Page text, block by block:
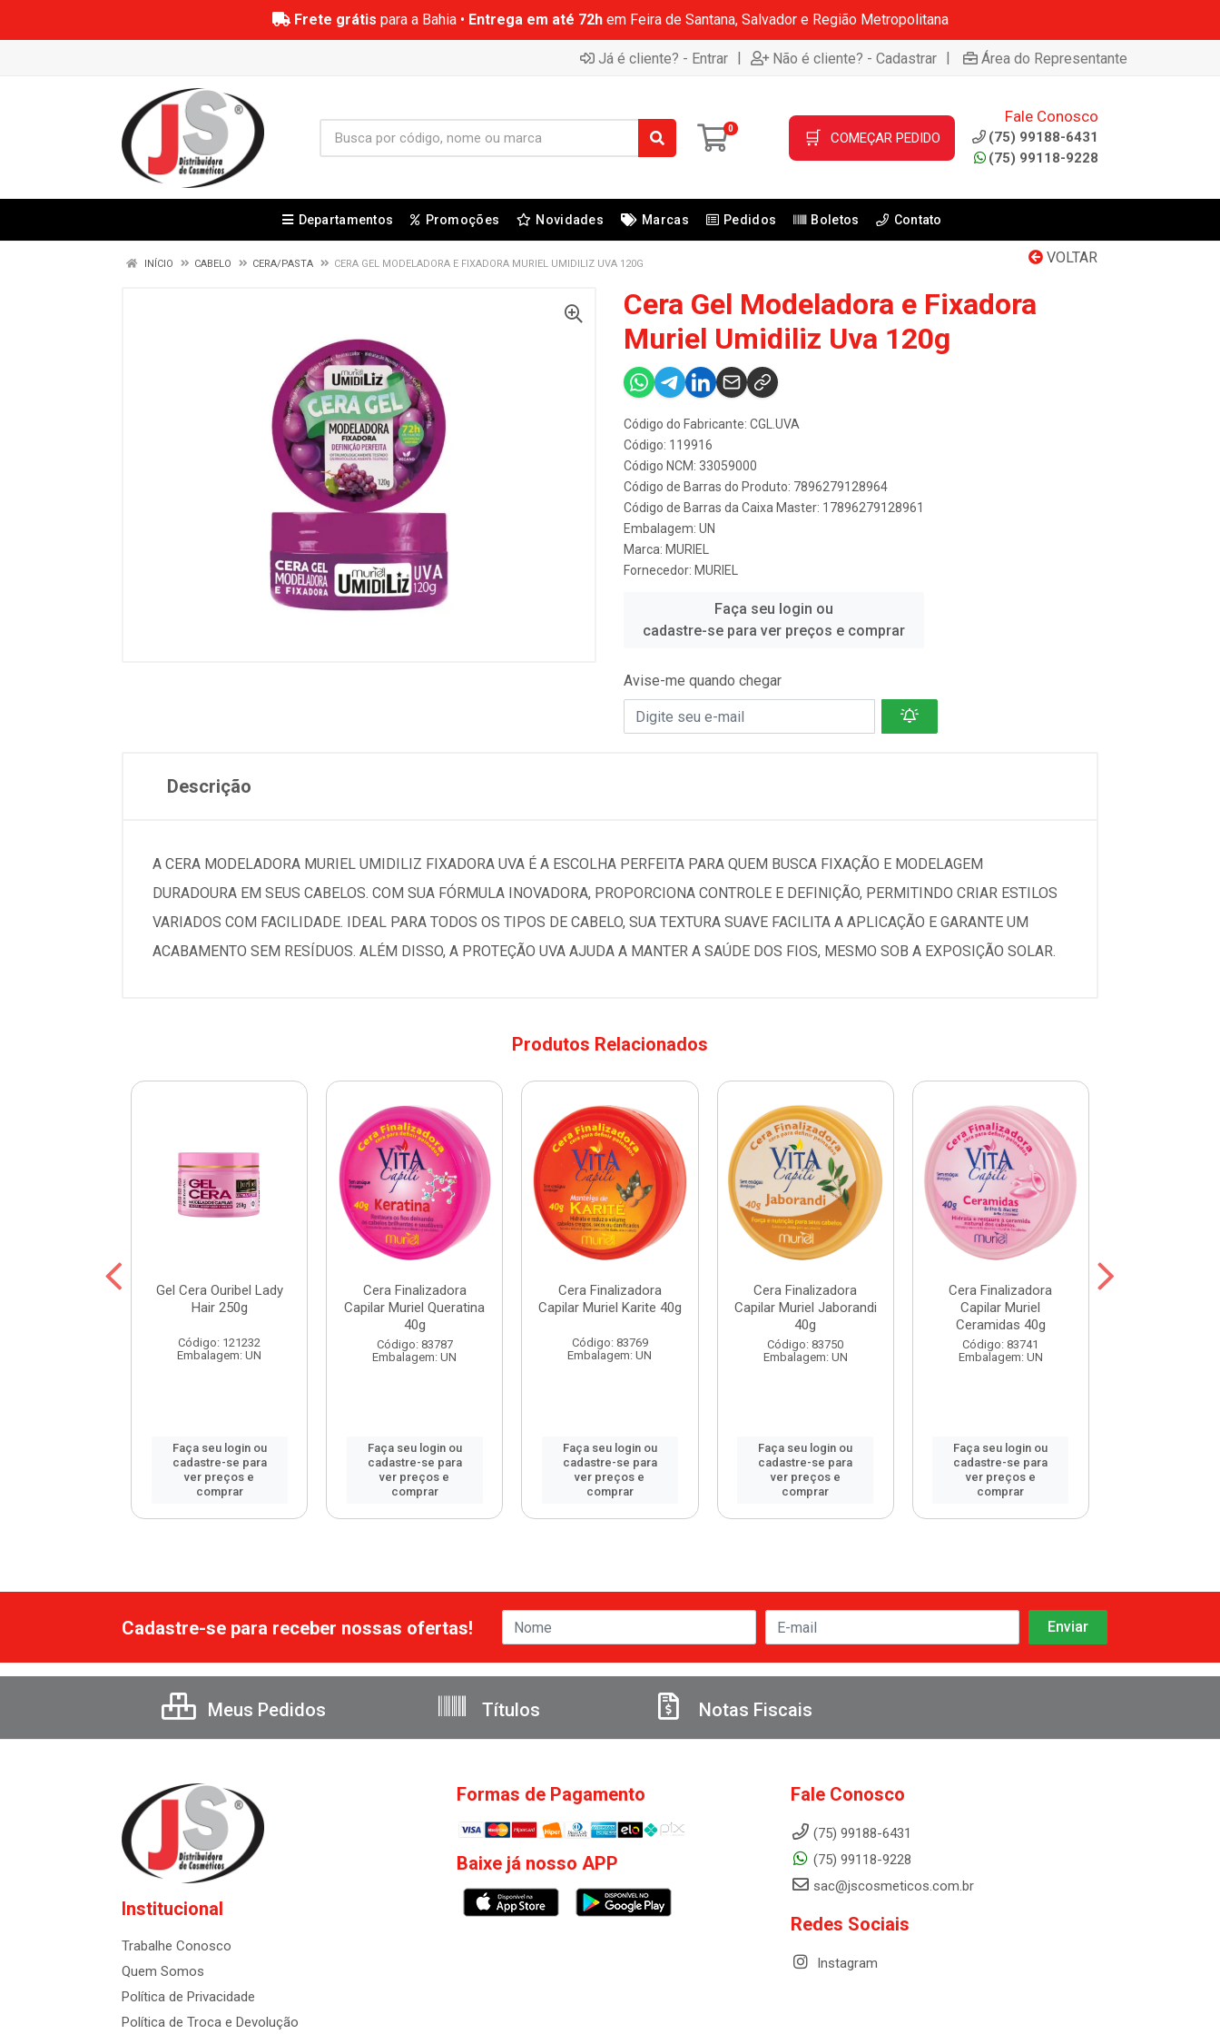
Frete grátis para a Bahia • Entrega em até 72hem Feira de Santana, Salvador e Região Metropolitana
Já é cliente? - Entrar | Não é cliente? - Cadastrar | Área do Representante
0 🛒 COMEÇAR PEDIDO
Fale Conosco
(75) 99188-6431
(75) 99118-9228
Departamentos Promoções Novidades Marcas Pedidos Boletos Contato
VOLTAR
INÍCIO CABELO CERA/PASTA CERA GEL MODELADORA E FIXADORA MURIEL UMIDILIZ UVA 120G
Cera Gel Modeladora e Fixadora
Muriel Umidiliz Uva 120g
Código do Fabricante: CGL.UVA
Código: 119916
Código NCM: 33059000
Código de Barras do Produto: 7896279128964
Código de Barras da Caixa Master: 17896279128961
Embalagem: UN
Marca: MURIEL
Fornecedor: MURIEL
Faça seu login ou
cadastre-se para ver preços e comprar
Avise-me quando chegar
Descrição
A CERA MODELADORA MURIEL UMIDILIZ FIXADORA UVA É A ESCOLHA PERFEITA PARA QUEM BUSCA FIXAÇÃO E MODELAGEM
DURADOURA EM SEUS CABELOS. COM SUA FÓRMULA INOVADORA, PROPORCIONA CONTROLE E DEFINIÇÃO, PERMITINDO CRIAR ESTILOS
VARIADOS COM FACILIDADE. IDEAL PARA TODOS OS TIPOS DE CABELO, SUA TEXTURA SUAVE FACILITA A APLICAÇÃO E GARANTE UM
ACABAMENTO SEM RESÍDUOS. ALÉM DISSO, A PROTEÇÃO UVA AJUDA A MANTER A SAÚDE DOS FIOS, MESMO SOB A EXPOSIÇÃO SOLAR.
Produtos Relacionados
Gel Cera Ouribel Lady
Hair 250g
Código: 121232
Embalagem: UN
Faça seu login ou
cadastre-se para
ver preços e
comprar
Cera Finalizadora
Capilar Muriel Queratina
40g
Código: 83787
Embalagem: UN
Faça seu login ou
cadastre-se para
ver preços e
comprar
Cera Finalizadora
Capilar Muriel Karite 40g
Código: 83769
Embalagem: UN
Faça seu login ou
cadastre-se para
ver preços e
comprar
Cera Finalizadora
Capilar Muriel Jaborandi
40g
Código: 83750
Embalagem: UN
Faça seu login ou
cadastre-se para
ver preços e
comprar
Cera Finalizadora
Capilar Muriel
Ceramidas 40g
Código: 83741
Embalagem: UN
Faça seu login ou
cadastre-se para
ver preços e
comprar
Cadastre-se para receber nossas ofertas!
Meus Pedidos Títulos Notas Fiscais
Institucional
Trabalhe Conosco
Quem Somos
Política de Privacidade
Política de Troca e Devolução
Formas de Pagamento
Baixe já nosso APP
Fale Conosco
(75) 99188-6431
(75) 99118-9228
sac@jscosmeticos.com.br
Redes Sociais
Instagram